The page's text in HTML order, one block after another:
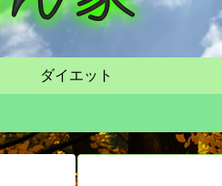
ダイエット